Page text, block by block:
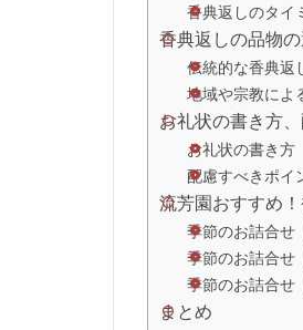
香典返しのタイ
香典返しの品物
伝統的な香典返
地域や宗教によ
お礼状の書き方
お礼状の書き方
配慮すべきポイ
流芳園おすすめ
季節のお詰合せ
季節のお詰合せ
季節のお詰合せ
まとめ